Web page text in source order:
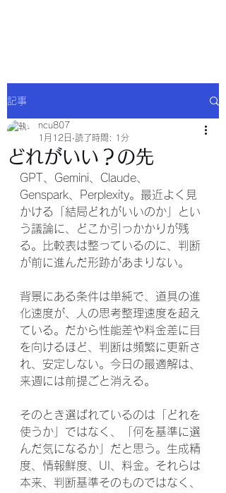
記事
どれがいい？の先
ncu807
1月12日 読了時間: 1分
GPT、Gemini、Claude、
Genspark、Perplexity。最近よく見
かける「結局どれがいいのか」とい
う議論に、どこか引っかかりが残
る。比較表は整っているのに、判断
が前に進んだ形跡があまりない。
背景にある条件は単純で、道具の進
化速度が、人の思考整理速度を超え
ている。だから性能差や料金差に目
を向けるほど、判断は頻繁に更新さ
れ、安定しない。今日の最適解は、
来週には前提ごと消える。
そのとき選ばれているのは「どれを
使うか」ではなく、「何を基準に選
んだ気になるか」だと思う。生成精
度、情報鮮度、UI、料金。それらは
本来、判断基準そのものではなく、